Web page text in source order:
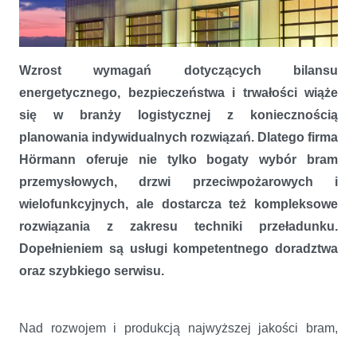
przeładunku
Wzrost wymagań dotyczących bilansu
energetycznego, bezpieczeństwa i trwałości wiąże
się w branży logistycznej z koniecznością
planowania indywidualnych rozwiązań. Dlatego firma
Hörmann oferuje nie tylko bogaty wybór bram
przemysłowych, drzwi przeciwpożarowych i
wielofunkcyjnych, ale dostarcza też kompleksowe
rozwiązania z zakresu techniki przeładunku.
Dopełnieniem są usługi kompetentnego doradztwa
oraz szybkiego serwisu.
Nad rozwojem i produkcją najwyższej jakości bram,